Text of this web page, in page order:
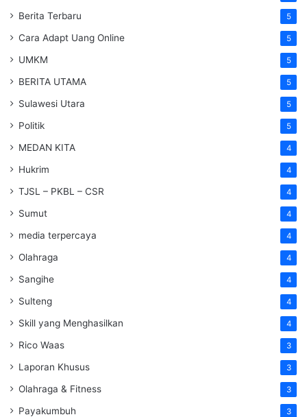
Berita Terbaru 5
Cara Adapt Uang Online 5
UMKM 5
BERITA UTAMA 5
Sulawesi Utara 5
Politik 5
MEDAN KITA 4
Hukrim 4
TJSL – PKBL – CSR 4
Sumut 4
media terpercaya 4
Olahraga 4
Sangihe 4
Sulteng 4
Skill yang Menghasilkan 4
Rico Waas 3
Laporan Khusus 3
Olahraga & Fitness 3
Payakumbuh 3